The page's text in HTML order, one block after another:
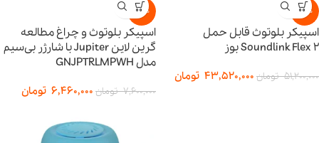
-15%
اسپیکر بلوتوث قابل حمل
Soundlink Flex 2 بوز
51,200,000 تومان 43,520,000 تومان
-15%
اسپیکر بلوتوث و چراغ مطالعه
گرین لاین Jupiter با شارژر بی‌سیم
مدل GNJPTRLMPWH
7,600,000 تومان 6,460,000 تومان